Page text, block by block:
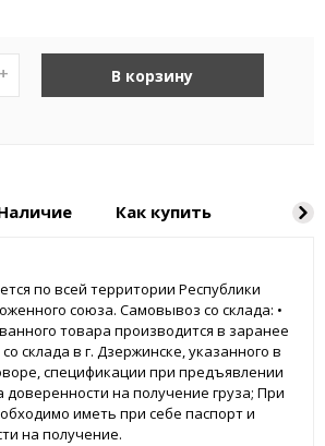
+ В корзину
Как купить
по всей территории Республики
союза. Самовывоз со склада: •
товара производится в заранее
склада в г. Дзержинске, указанного в
спецификации при предъявлении
доверенности на получение груза; При
иметь при себе паспорт и
на получение.